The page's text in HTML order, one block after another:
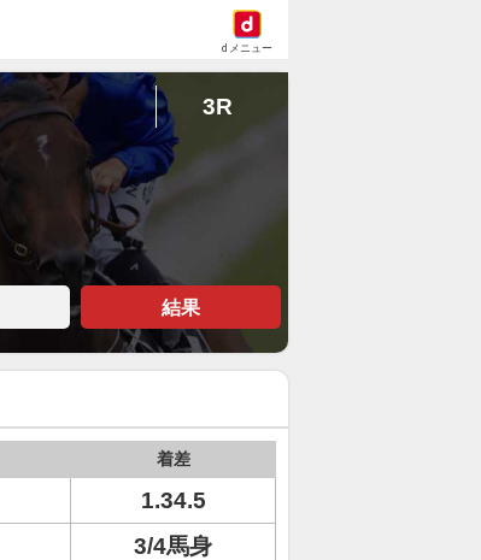
dメニュー
3R
結果
着差
1.34.5
3/4馬身